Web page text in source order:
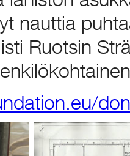
nauttia
Ruotsin